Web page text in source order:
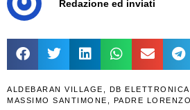
Redazione ed inviati
ALDEBARAN VILLAGE DB ELETTRONICA
MASSIMO SANTIMONE
PADRE LORENZO